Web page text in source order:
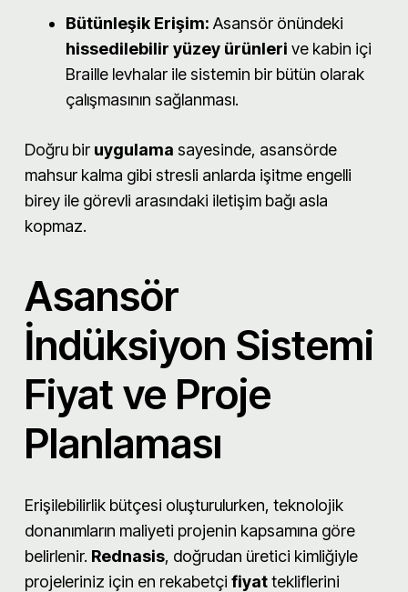
Bütünleşik Erişim: Asansör önündeki
hissedilebilir yüzey ürünleri ve kabin içi
Braille levhalar ile sistemin bir bütün olarak
çalışmasının sağlanması.
Doğru bir uygulama sayesinde, asansörde
mahsur kalma gibi stresli anlarda işitme engelli
birey ile görevli arasındaki iletişim bağı asla
kopmaz.
Asansör
İndüksiyon Sistemi
Fiyat ve Proje
Planlaması
Erişilebilirlik bütçesi oluşturulurken, teknolojik
donanımların maliyeti projenin kapsamına göre
belirlenir. Rednasis, doğrudan üretici kimliğiyle
projeleriniz için en rekabetçi fiyattekliflerini